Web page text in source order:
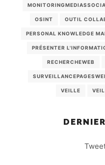
OSINT OUTIL
PERSONAL KNOWLEDGE
PRÉSENTER
RECHERCHEWEB
VEILLE